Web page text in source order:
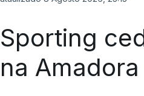
Sporting
na Amadora